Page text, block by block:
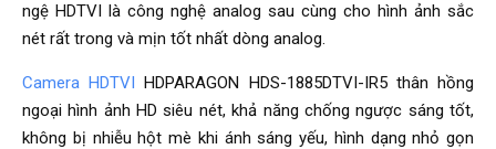
ngệ HDTVI là công nghệ analog sau cùng cho hình ảnh sắc
nét rất trong và mịn tốt nhất dòng analog.
Camera HDTVI HDPARAGON HDS-1885DTVI-IR5 thân hồng
ngoại hình ảnh HD siêu nét, khả năng chống ngược sáng tốt,
không bị nhiễu hột mè khi ánh sáng yếu, hình dạng nhỏ gọn